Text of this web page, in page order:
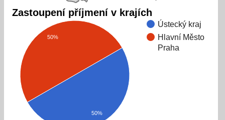
Zastoupení příjmení v krajích
Ústecký kraj
Hlavní Město
Praha
50%
50%